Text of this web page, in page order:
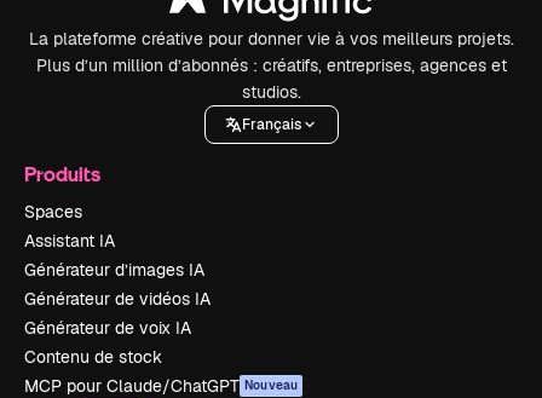
La plateforme créative pour donner vie à vos meilleurs projets.
Plus d’un million d’abonnés : créatifs, entreprises, agences et
studios.
Français
Produits
Spaces
Assistant IA
Générateur d’images IA
Générateur de vidéos IA
Générateur de voix IA
Contenu de stock
MCP pour Claude/ChatGPT Nouveau